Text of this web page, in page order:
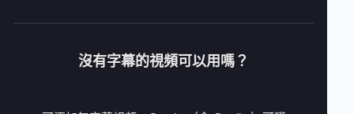
沒有字幕的視頻可以用嗎？